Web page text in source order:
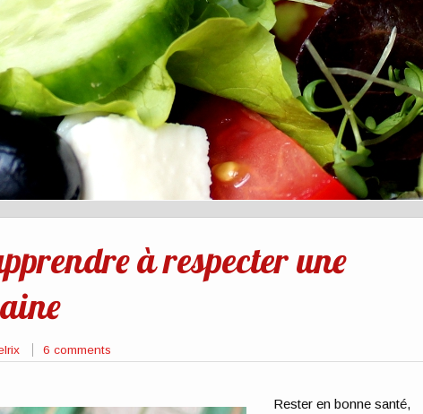
à respecter une
6 comments
Rester en bonne santé,